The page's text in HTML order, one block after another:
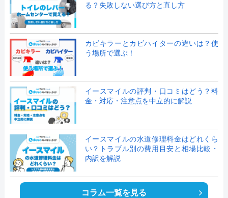
る？失敗しない選び方と直し方
カビキラーとカビハイターの違いは？使
う場所で選ぶ！
イースマイルの評判・口コミはどう？料
金・対応・注意点を中立的に解説
イースマイルの水道修理料金はどれくら
い？トラブル別の費用目安と相場比較・
内訳を解説
コラム一覧を見る